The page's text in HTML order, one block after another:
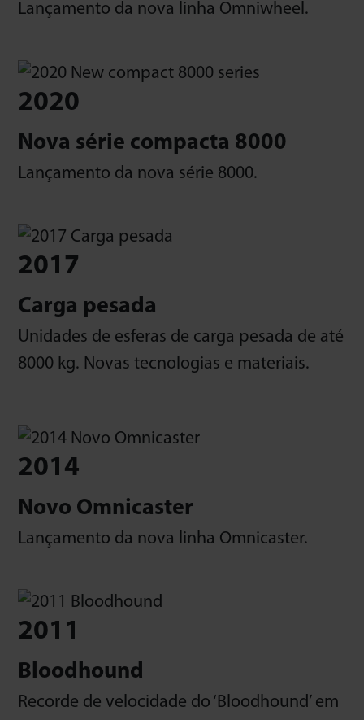
Lançamento da nova linha Omniwheel.
2020
Nova série compacta 8000
Lançamento da nova série 8000.
2017
Carga pesada
Unidades de esferas de carga pesada de até
8000 kg. Novas tecnologias e materiais.
2014
Novo Omnicaster
Lançamento da nova linha Omnicaster.
2011
Bloodhound
Recorde de velocidade do ‘Bloodhound’ em